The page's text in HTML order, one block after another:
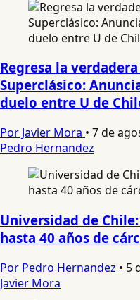
Regresa la
Superclásico:
duelo entre U de
Por Javier Mora • 7 de
Pedro Hernandez
Universidad de
hasta 40 años de
Por Pedro Hernandez • 5
Javier Mora